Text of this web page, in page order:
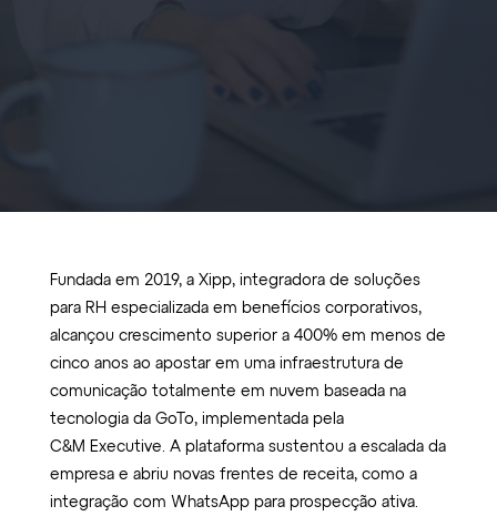
Fundada em 2019, a Xipp, integradora de soluções
para RH especializada em benefícios corporativos,
alcançou crescimento superior a 400% em menos de
cinco anos ao apostar em uma infraestrutura de
comunicação totalmente em nuvem baseada na
tecnologia da GoTo, implementada pela
C&M Executive. A plataforma sustentou a escalada da
empresa e abriu novas frentes de receita, como a
integração com WhatsApp para prospecção ativa.